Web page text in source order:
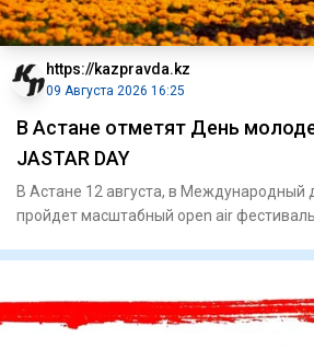
https://kazpravda.kz
09 Августа 2026 16:25
В Астане отметят День
JASTAR DAY
В Астане 12 августа, в Международный
пройдет масштабный open air фестиваль